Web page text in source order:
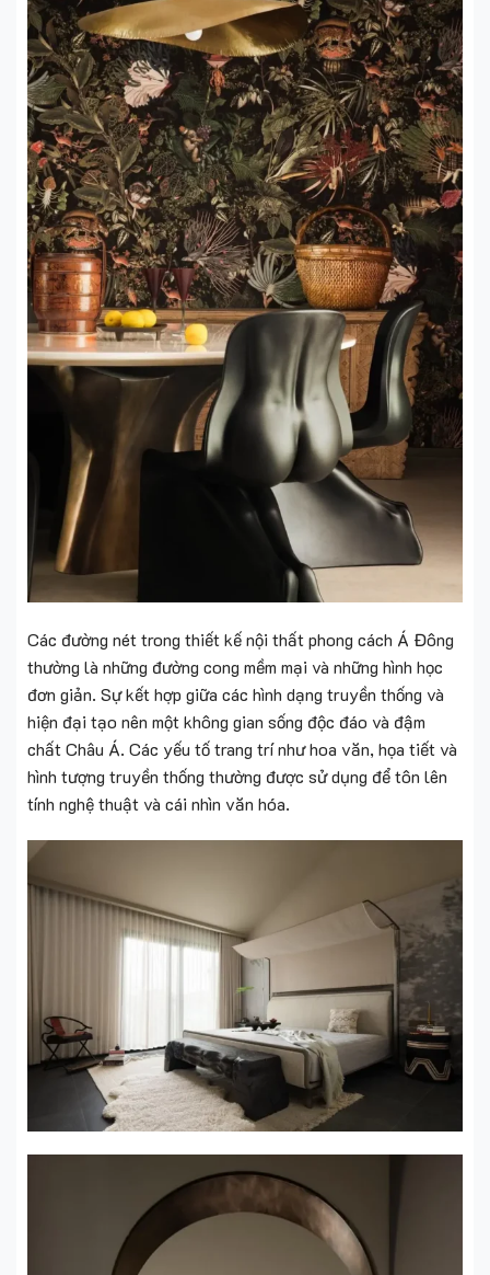
Các đường nét trong thiết kế nội thất phong cách Á Đông
thường là những đường cong mềm mại và những hình học
đơn giản. Sự kết hợp giữa các hình dạng truyền thống và
hiện đại tạo nên một không gian sống độc đáo và đậm
chất Châu Á. Các yếu tố trang trí như hoa văn, họa tiết và
hình tượng truyền thống thường được sử dụng để tôn lên
tính nghệ thuật và cái nhìn văn hóa.